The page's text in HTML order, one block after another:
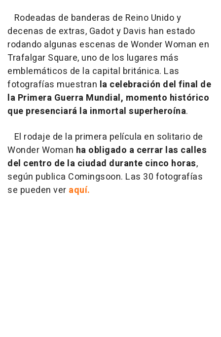
Rodeadas de banderas de Reino Unido y
decenas de extras, Gadot y Davis han estado
rodando algunas escenas de Wonder Woman en
Trafalgar Square, uno de los lugares más
emblemáticos de la capital británica. Las
fotografías muestran la celebración del final de
la Primera Guerra Mundial, momento histórico
que presenciará la inmortal superheroína.
El rodaje de la primera película en solitario de
Wonder Woman ha obligado a cerrar las calles
del centro de la ciudad durante cinco horas,
según publica Comingsoon. Las 30 fotografías
se pueden ver aquí.